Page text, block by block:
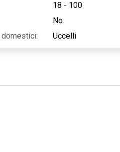
18 - 100
No
Uccelli